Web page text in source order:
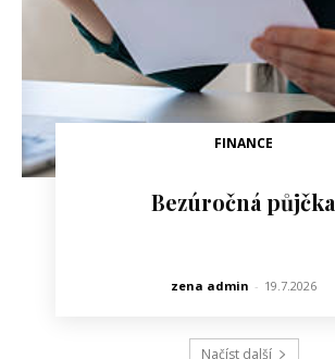
FINANCE
Bezúročná půjčka
zena admin - 19.7.2026
Načíst další